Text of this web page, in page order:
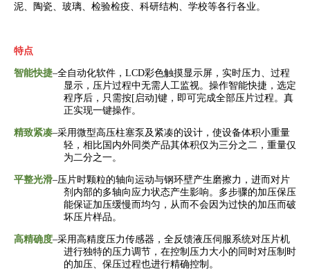
泥、陶瓷、玻璃、检验检疫、科研结构、学校等各行各业。
特点
智能快捷–全自动化软件， LCD彩色触摸显示屏，实时压力、过程
显示，压片过程中无需人工监视。操作智能快捷，选定
程序后，只需按[ 启动]键，即可完成全部压片过程。真
正实现一键操作。
精致紧凑–采用微型高压柱塞泵及紧凑的设计，使设备体积小重量
轻，相比国内外同类产品其体积仅为三分之二，重量仅
为二分之一。
平整光滑–压片时颗粒的轴向运动与钢环壁产生磨擦力，进而对片
剂内部的多轴向应力状态产生影响。多步骤的加压保压
能保证加压缓慢而均匀，从而不会因为过快的加压而破
坏压片样品。
高精确度–采用高精度压力传感器，全反馈液压伺服系统对压片机
进行独特的压力调节，在控制压力大小的同时对压制时
的加压、保压过程也进行精确控制。